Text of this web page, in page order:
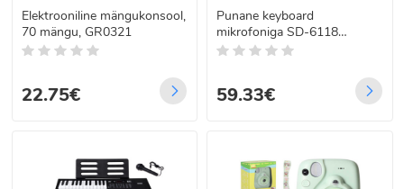
Elektrooniline mängukonsool,
70 mängu, GR0321
22.75€
Punane keyboard
mikrofoniga SD-6118
IN0132, 61 klahvi
59.33€